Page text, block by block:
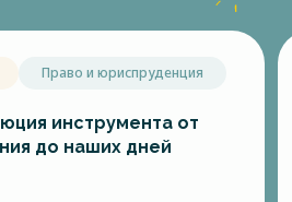
Право и юриспруденция
инструмента от
до наших дней